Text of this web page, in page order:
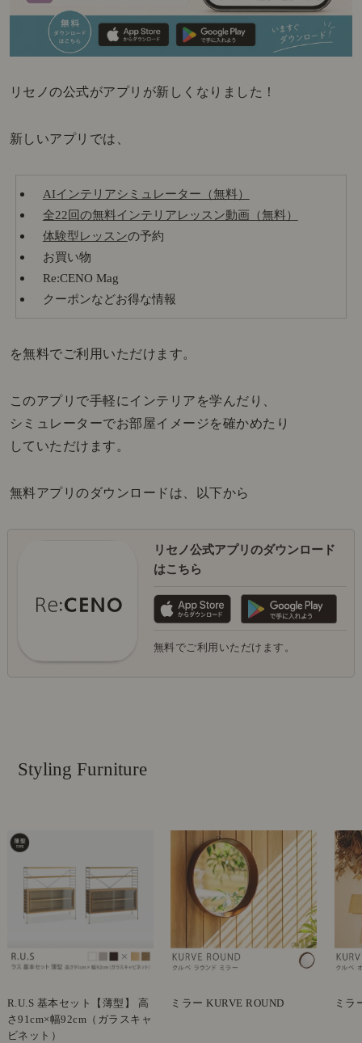
リセノの公式がアプリが新しくなりました！
新しいアプリでは、
AIインテリアシミュレーター（無料）
全22回の無料インテリアレッスン動画（無料）
体験型レッスンの予約
お買い物
Re:CENO Mag
クーポンなどお得な情報
を無料でご利用いただけます。
このアプリで手軽にインテリアを学んだり、
シミュレーターでお部屋イメージを確かめたり
していただけます。
無料アプリのダウンロードは、以下から
リセノ公式アプリのダウンロード
はこちら
無料でご利用いただけます。
Styling Furniture
R.U.S 基本セット【薄型】 高
さ91cm×幅92cm（ガラスキャ
ビネット）
ミラー KURVE ROUND ミラ